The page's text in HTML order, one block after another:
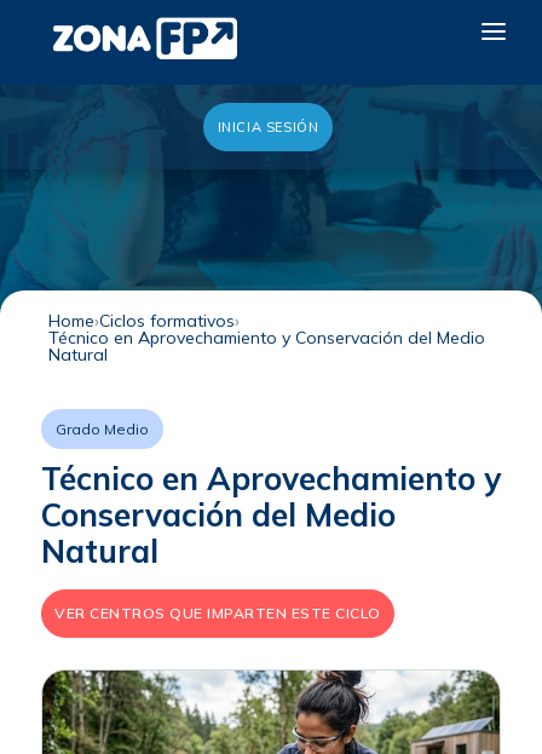
NOTICIAS
QUIERO EXPONER
INICIA SESIÓN
Home Ciclos formativos
Técnico en Aprovechamiento y Conservación del Medio
Natural
Grado Medio
Técnico en Aprovechamiento y
Conservación del Medio
Natural
VER CENTROS QUE IMPARTEN ESTE CICLO